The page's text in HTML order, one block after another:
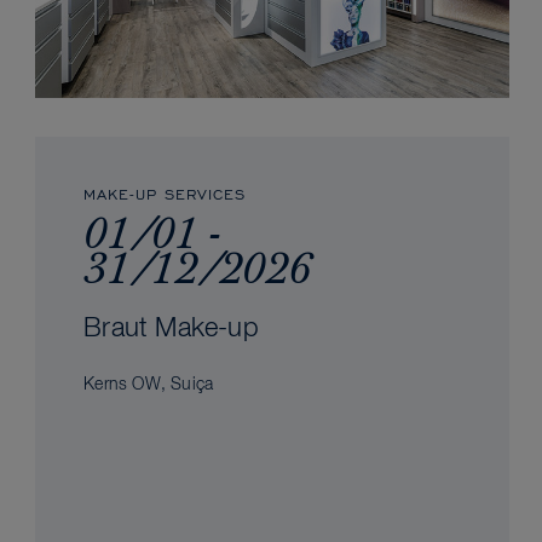
MAKE-UP SERVICES
01/01 -
31/12/2026
Braut Make-up
Kerns OW, Suiça